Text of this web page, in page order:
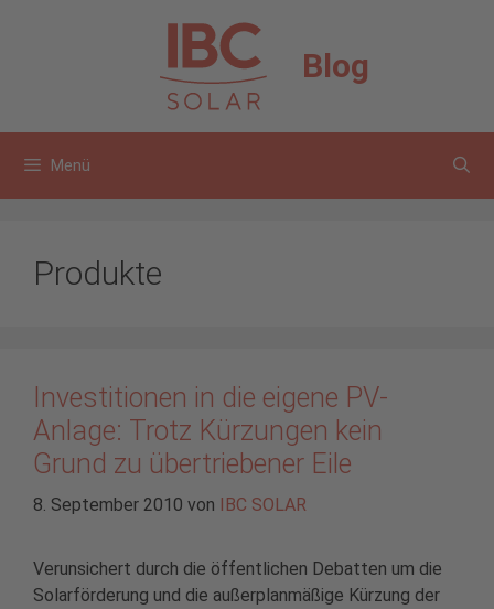
Blog
Menü
Produkte
Investitionen in die eigene PV-
Anlage: Trotz Kürzungen kein
Grund zu übertriebener Eile
8. September 2010 von IBC SOLAR
Verunsichert durch die öffentlichen Debatten um die
Solarförderung und die außerplanmäßige Kürzung der